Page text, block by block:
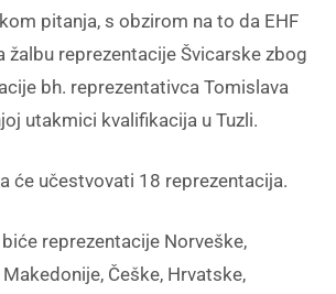
pitanja, s obzirom na to da EHF
žalbu reprezentacije Švicarske zbog
bh. reprezentativca Tomislava
utakmici kvalifikacija u Tuzli.
će učestvovati 18 reprezentacija.
biće reprezentacije Norveške,
Češke, Hrvatske,